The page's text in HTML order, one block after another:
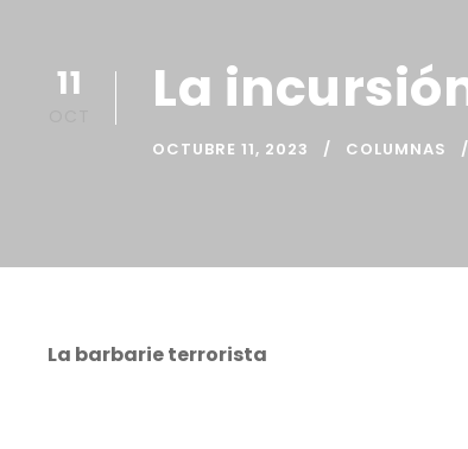
11 La
OCTUBRE 11, 2023 COLUMNAS
La barbarie terrorista